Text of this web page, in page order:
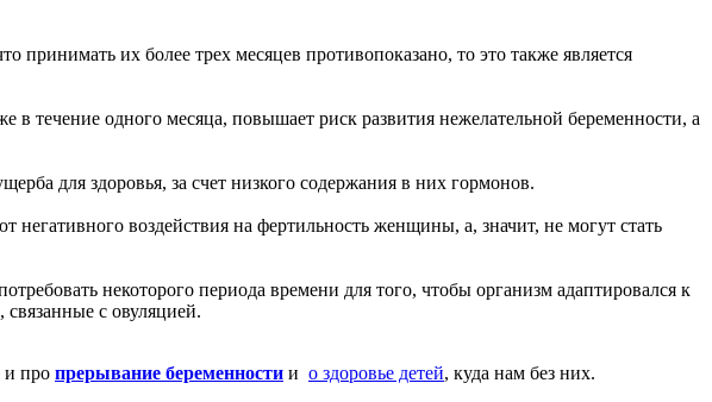
принимать их более трех месяцев противопоказано, то это также является
течение одного месяца, повышает риск развития нежелательной беременности, а
для здоровья, за счет низкого содержания в них гормонов.
воздействия на фертильность женщины, а, значит, не могут стать
некоторого периода времени для того, чтобы организм адаптировался к
с овуляцией.
и про прерывание беременности и о здоровье детей, куда нам без них.